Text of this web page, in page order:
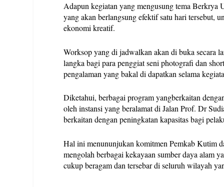
Adapun kegiatan yang mengusung tema Berkrya
yang akan berlangsung efektif satu hari tersebut,
ekonomi kreatif.
Worksop yang di jadwalkan akan di buka secara
langka bagi para penggiat seni photografi dan
pengalaman yang bakal di dapatkan selama
Diketahui, berbagai program yangberkaitan
oleh instansi yang beralamat di Jalan Prof. Dr
berkaitan dengan peningkatan kapasitas bagi
Hal ini menununjukan komitmen Pemkab Kutim
mengolah berbagai kekayaan sumber daya alam
cukup beragam dan tersebar di seluruh wilayah